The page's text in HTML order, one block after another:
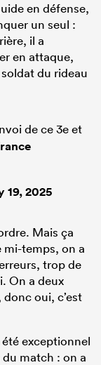
en défense,
un seul :
il a
en attaque,
du rideau
de ce 3e et
19, 2025
Mais ça
mi-temps, on a
trop de
On a deux
oui, c’est
été exceptionnel
du match : on a